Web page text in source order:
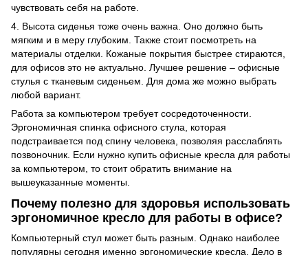
чувствовать себя на работе.
4. Высота сиденья тоже очень важна. Оно должно быть
мягким и в меру глубоким. Также стоит посмотреть на
материалы отделки. Кожаные покрытия быстрее стираются,
для офисов это не актуально. Лучшее решение – офисные
стулья с тканевым сиденьем. Для дома же можно выбрать
любой вариант.
Работа за компьютером требует сосредоточенности.
Эргономичная спинка офисного стула, которая
подстраивается под спину человека, позволяя расслаблять
позвоночник. Если нужно купить офисные кресла для работы
за компьютером, то стоит обратить внимание на
вышеуказанные моменты.
Почему полезно для здоровья использовать
эргономичное кресло для работы в офисе?
Компьютерный стул может быть разным. Однако наиболее
популярны сегодня именно эргономические кресла. Дело в